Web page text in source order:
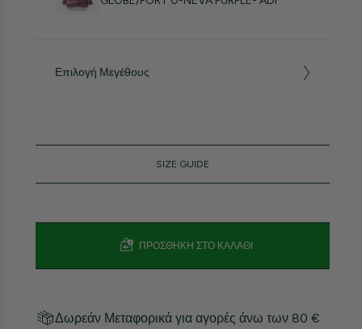
Επιλογή Μεγέθους
SIZE GUIDE
ΠΡΟΣΘΉΚΗ ΣΤΟ ΚΑΛΆΘΙ
Δωρεάν Μεταφορικά για αγορές άνω των 80 €